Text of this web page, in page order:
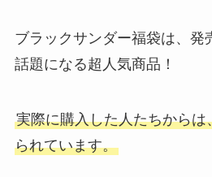
ブラックサンダー福袋は、発
話題になる超人気商品！
実際に購入した人たちからは
られています。